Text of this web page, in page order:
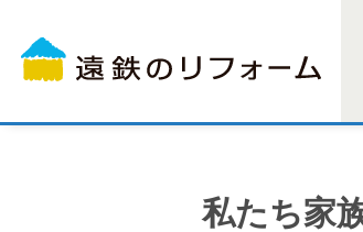
私たち家